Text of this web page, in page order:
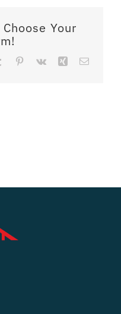
Your
Tumblr Pinterest
Vk Xing Email